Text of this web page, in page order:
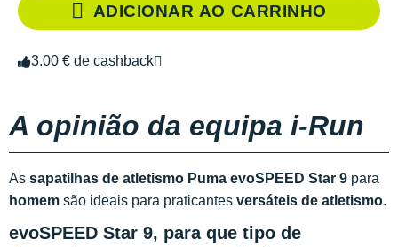
ADICIONAR AO CARRINHO
3.00 € de cashback
A opinião da equipa i-Run
As sapatilhas de atletismo Puma evoSPEED Star 9 para
homem são ideais para praticantes versáteis de atletismo.
evoSPEED Star 9, para que tipo de